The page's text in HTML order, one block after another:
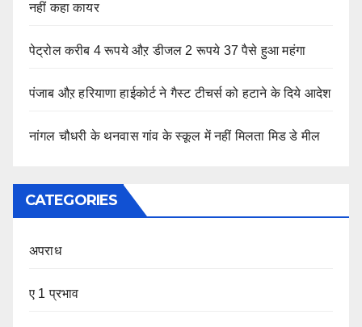
नहीं कहा कायर
पेट्रोल करीब 4 रूपये औऱ डीजल 2 रूपये 37 पैसे हुआ महंगा
पंजाब औऱ हरियाणा हाईकोर्ट ने गैस्ट टीचर्स को हटाने के दिये आदेश
नांगल चौधरी के थनवास गांव के स्कूल में नहीं मिलता मिड डे मील
CATEGORIES
अपराध
ए 1 प्रभाव